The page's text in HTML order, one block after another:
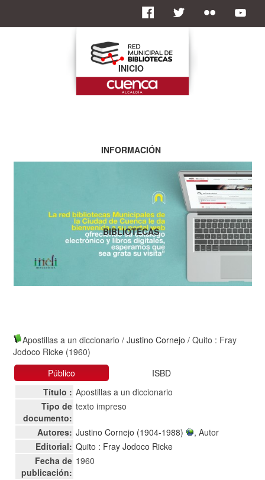
Apostillas a un diccionario /Justino Cornejo / Quito : Fray
Jodoco Ricke (1960)
Público
ISBD
Título : Apostillas a un diccionario
Tipo de
documento:
texto impreso
Autores: Justino Cornejo (1904-1988)
, Autor
Editorial: Quito : Fray Jodoco Ricke
Fecha de
publicación:
1960
INICIO
INFORMACIÓN
BIBLIOTECAS